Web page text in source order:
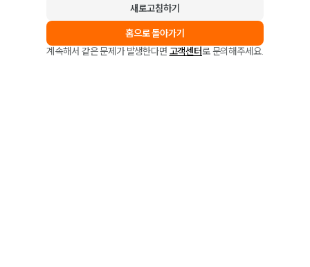
새로고침하기
홈으로 돌아가기
계속해서 같은 문제가 발생한다면 고객센터로 문의해주세요.